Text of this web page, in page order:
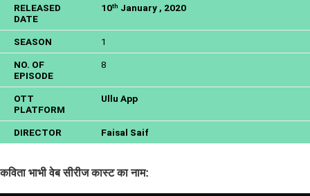
RELEASED
DATE
10th January , 2020
SEASON 1
NO. OF
EPISODE
8
OTT
PLATFORM
Ullu App
DIRECTOR Faisal Saif
कविता भाभी वेब सीरीज कास्ट का नाम: